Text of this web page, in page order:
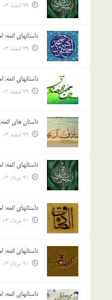
29 اسفند 03
داستانهای ائمه:
29 اسفند 03
داستانهای
29 اسفند 03
داستان های
29 اسفند 03
داستانهای
21 مرداد 03
داستانهای
21 مرداد 03
داستانهای
21 مرداد 03
داستانهای